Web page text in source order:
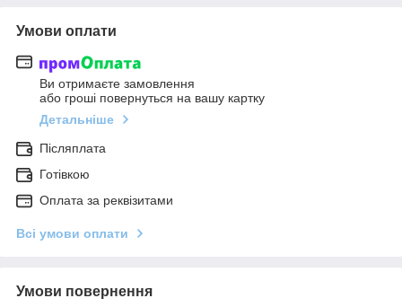
Умови оплати
Ви отримаєте замовлення
або гроші повернуться на вашу картку
Детальніше
Післяплата
Готівкою
Оплата за реквізитами
Всі умови оплати
Умови повернення